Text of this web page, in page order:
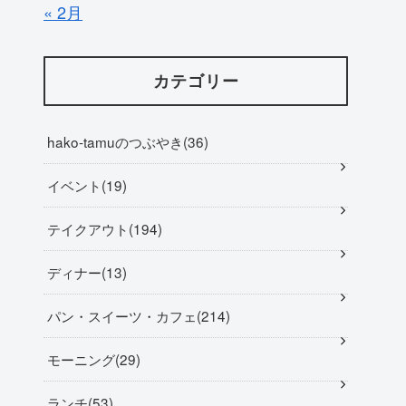
« 2月
カテゴリー
hako-tamuのつぶやき 36
イベント 19
テイクアウト 194
ディナー 13
パン・スイーツ・カフェ 214
モーニング 29